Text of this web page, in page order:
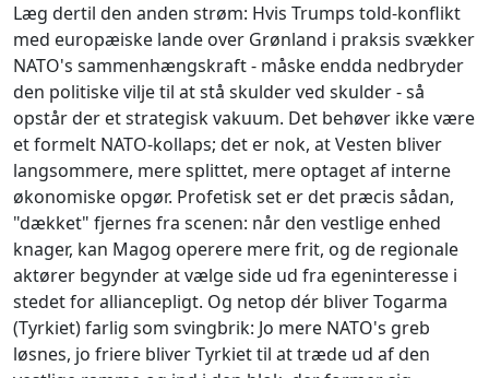
Læg dertil den anden strøm: Hvis Trumps told-konflikt
med europæiske lande over Grønland i praksis svækker
NATO's sammenhængskraft - måske endda nedbryder
den politiske vilje til at stå skulder ved skulder - så
opstår der et strategisk vakuum. Det behøver ikke være
et formelt NATO-kollaps; det er nok, at Vesten bliver
langsommere, mere splittet, mere optaget af interne
økonomiske opgør. Profetisk set er det præcis sådan,
"dækket" fjernes fra scenen: når den vestlige enhed
knager, kan Magog operere mere frit, og de regionale
aktører begynder at vælge side ud fra egeninteresse i
stedet for alliancepligt. Og netop dér bliver Togarma
(Tyrkiet) farlig som svingbrik: Jo mere NATO's greb
løsnes, jo friere bliver Tyrkiet til at træde ud af den